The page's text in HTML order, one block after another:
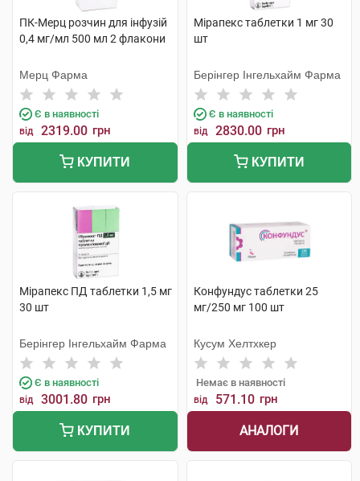
ПК-Мерц розчин для інфузій
0,4 мг/мл 500 мл 2 флакони
Мерц Фарма
Є в наявності
від 2319.00 грн
КУПИТИ
Мірапекс таблетки 1 мг 30
шт
Берінгер Інгельхайм Фарма
Є в наявності
від 2830.00 грн
КУПИТИ
Мірапекс ПД таблетки 1,5 мг
30 шт
Берінгер Інгельхайм Фарма
Є в наявності
від 3001.80 грн
КУПИТИ
Конфундус таблетки 25
мг/250 мг 100 шт
Кусум Хелтхкер
Немає в наявності
від 571.10 грн
АНАЛОГИ